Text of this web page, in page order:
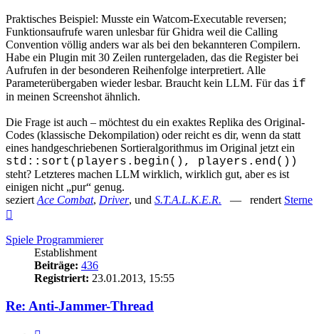
Praktisches Beispiel: Musste ein Watcom-Executable reversen;
Funktionsaufrufe waren unlesbar für Ghidra weil die Calling
Convention völlig anders war als bei den bekannteren Compilern.
Habe ein Plugin mit 30 Zeilen runtergeladen, das die Register bei
Aufrufen in der besonderen Reihenfolge interpretiert. Alle
Parameterübergaben wieder lesbar. Braucht kein LLM. Für das if
in meinen Screenshot ähnlich.
Die Frage ist auch – möchtest du ein exaktes Replika des Original-
Codes (klassische Dekompilation) oder reicht es dir, wenn da statt
eines handgeschriebenen Sortieralgorithmus im Original jetzt ein
std::sort(players.begin(), players.end())
steht? Letzteres machen LLM wirklich, wirklich gut, aber es ist
einigen nicht „pur“ genug.
seziert Ace Combat, Driver, und S.T.A.L.K.E.R. — rendert Sterne
Spiele Programmierer
Establishment
Beiträge: 436
Registriert: 23.01.2013, 15:55
Re: Anti-Jammer-Thread